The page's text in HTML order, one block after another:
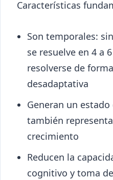
Características
Son temporales:
se resuelve en 4 a
resolverse de
desadaptativa
Generan un
también
crecimiento
Reducen la
cognitivo y toma